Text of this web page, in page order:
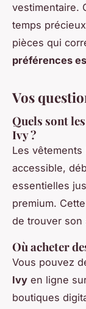
vestimentaire.
temps
pièces qui
préférences
Vos
Quels sont
Ivy ?
Les
accessible,
essentielles
premium.
de trouver son
Où acheter
Vous pouvez
Ivy en ligne
boutiques